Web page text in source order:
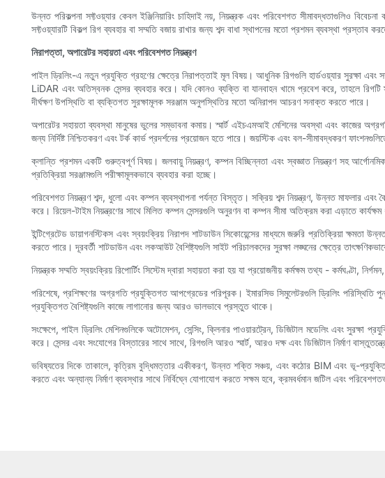
উন্নত পরিকল্পনা সফ্টওয়্যার কেবল ইঞ্জিনিয়ারিং চাহিদাই নয়, নিয়ন্ত্রক এবং পরিবেশগত সীমাবদ্ধতাগুলিও
সফ্টওয়্যারটি বিকল্প রিগ ব্যবহার বা সম্মতি বজায় রাখার জন্য শব্দ বাধা স্থাপনের মতো প্রশমন ব্যবস্থা প্রস্তাব
নিরাপত্তা, অপারেটর সহায়তা এবং পরিবেশগত নিয়ন্ত্রণ
পাইল ড্রিলিং-এ নতুন প্রযুক্তি গ্রহণের ক্ষেত্রে নিরাপত্তাই মূল বিষয়। আধুনিক রিগগুলি হার্ডওয়্যার সুরক্ষা এবং
LiDAR এবং অতিস্বনক সেন্সর ব্যবহার করে। যদি কোনও ব্যক্তি বা যানবাহন খামে প্রবেশ করে, তাহলে
দীর্ঘক্ষণ উপস্থিতি বা ব্যক্তিগত সুরক্ষামূলক সরঞ্জাম অনুপস্থিতির মতো অনিরাপদ আচরণ সনাক্ত করতে পারে।
অপারেটর সহায়তা ব্যবস্থা মানুষের ভুলের সম্ভাবনা কমায়। স্মার্ট এইচএমআই মেশিনের অবস্থা এবং কাজের
জন্য নির্দিষ্ট নিশ্চিতকরণ এবং টর্ক কার্ভ প্রদর্শনের প্রয়োজন হতে পারে। জয়স্টিক এবং বল-সীমাবদ্ধকরণ
ক্লান্তি প্রশমন একটি গুরুত্বপূর্ণ বিষয়। জলবায়ু নিয়ন্ত্রণ, কম্পন বিচ্ছিন্নতা এবং স্বজ্ঞাত নিয়ন্ত্রণ সহ
প্রতিক্রিয়া সরঞ্জামগুলি পরীক্ষামূলকভাবে ব্যবহার করা হচ্ছে।
পরিবেশগত নিয়ন্ত্রণ শব্দ, ধুলো এবং কম্পন ব্যবস্থাপনা পর্যন্ত বিস্তৃত। সক্রিয় শব্দ নিয়ন্ত্রণ, উন্নত মাফলার
করে। রিয়েল-টাইম নিয়ন্ত্রণের সাথে মিলিত কম্পন সেন্সরগুলি অনুরণন বা কম্পন সীমা অতিক্রম করা এড়াতে
ইন্টিগ্রেটেড ডায়াগনস্টিকস এবং স্বয়ংক্রিয় নিরাপদ শাটডাউন সিকোয়েন্সের মাধ্যমে জরুরি প্রতিক্রিয়া ক্ষমতা
করতে পারে। দূরবর্তী শাটডাউন এবং লকআউট বৈশিষ্ট্যগুলি সাইট পরিচালকদের সুরক্ষা লঙ্ঘনের ক্ষেত্রে
নিয়ন্ত্রক সম্মতি স্বয়ংক্রিয় রিপোর্টিং সিস্টেম দ্বারা সহায়তা করা হয় যা প্রয়োজনীয় কর্মক্ষম তথ্য - কর্মঘণ্টা,
পরিশেষে, প্রশিক্ষণের অগ্রগতি প্রযুক্তিগত আপগ্রেডের পরিপূরক। ইমারসিভ সিমুলেটরগুলি ড্রিলিং
প্রযুক্তিগত বৈশিষ্ট্যগুলি কাজে লাগানোর জন্য আরও ভালভাবে প্রস্তুত থাকে।
সংক্ষেপে, পাইল ড্রিলিং মেশিনগুলিকে অটোমেশন, সেন্সিং, ক্লিনার পাওয়ারট্রেন, ডিজিটাল মডেলিং এবং
করে। সেন্সর এবং সংযোগের বিস্তারের সাথে সাথে, রিগগুলি আরও স্মার্ট, আরও দক্ষ এবং ডিজিটাল নির্মাণ
ভবিষ্যতের দিকে তাকালে, কৃত্রিম বুদ্ধিমত্তার একীকরণ, উন্নত শক্তি সঞ্চয়, এবং কঠোর BIM এবং ভূ-
করতে এবং অন্যান্য নির্মাণ ব্যবস্থার সাথে নির্বিঘ্নে যোগাযোগ করতে সক্ষম হবে, ক্রমবর্ধমান জটিল এবং